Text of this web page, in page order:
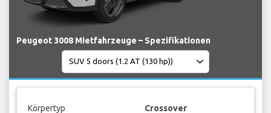
Peugeot 3008 Mietfahrzeuge – Spezifikationen
Körpertyp Crossover